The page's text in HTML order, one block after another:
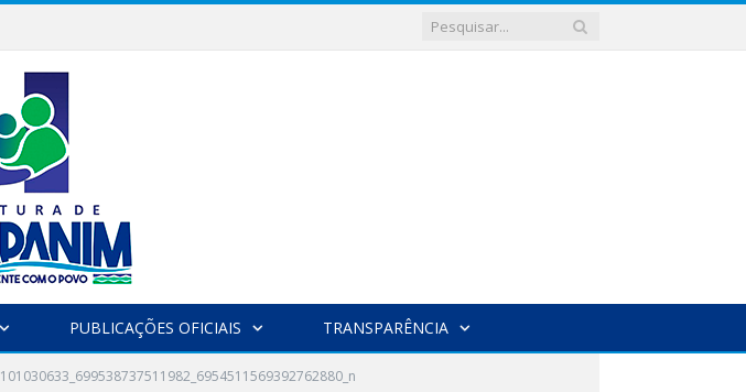
PUBLICAÇÕES OFICIAIS TRANSPARÊNCIA
101030633_699538737511982_6954511569392762880_n